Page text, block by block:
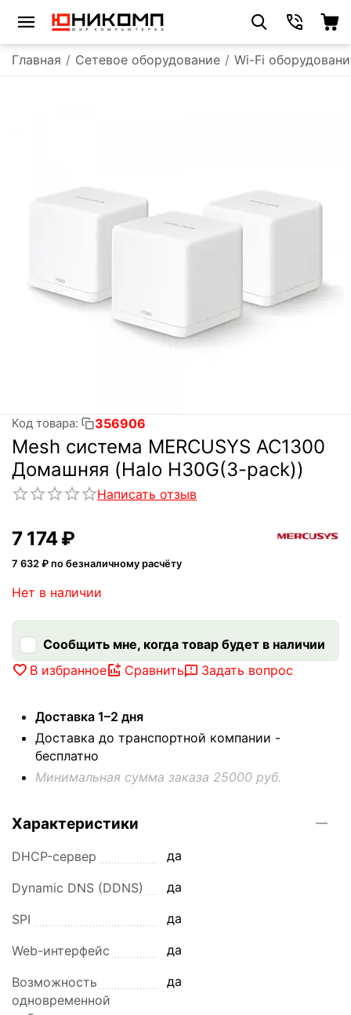
Главная / Сетевое оборудование / Wi-Fi
Код товара: 356906
Mesh система MERCUSYS AC1300
Домашняя (Halo H30G(3-pack))
Написать отзыв
7 174₽
7 632 ₽ по безналичному расчёту
Нет в наличии
Сообщить мне, когда товар будет в наличии
В избранное
Сравнить Задать вопрос
Доставка 1–2 дня
Доставка до транспортной компании -
бесплатно
Минимальная сумма заказа 25000 руб.
Характеристики
DHCP-сервер да
Dynamic DNS (DDNS) да
SPI да
Web-интерфейс да
Возможность
одновременной
да